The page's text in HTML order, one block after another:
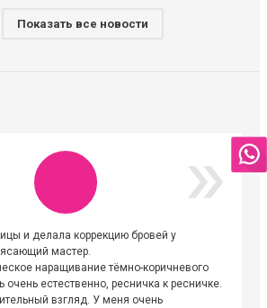
Показать все новости
и делала коррекцию бровей у
мастер.
наращивание тёмно-коричневого
очень естественно, ресничка к ресничке.
взгляд. У меня очень